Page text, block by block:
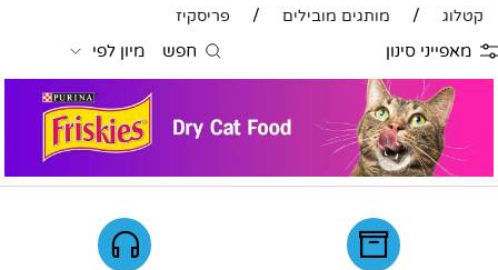
קטלוג / מותגים מובילים / פריסקיז
מאפייני סינון חפש מיון לפי